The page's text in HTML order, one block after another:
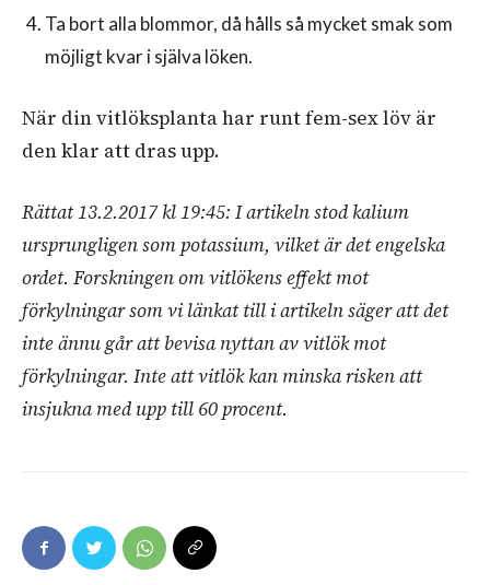
Ta bort alla blommor, då hålls så mycket smak som
möjligt kvar i själva löken.
När din vitlöksplanta har runt fem-sex löv är
den klar att dras upp.
Rättat 13.2.2017 kl 19:45: I artikeln stod kalium
ursprungligen som potassium, vilket är det engelska
ordet. Forskningen om vitlökens effekt mot
förkylningar som vi länkat till i artikeln säger att det
inte ännu går att bevisa nyttan av vitlök mot
förkylningar. Inte att vitlök kan minska risken att
insjukna med upp till 60 procent.